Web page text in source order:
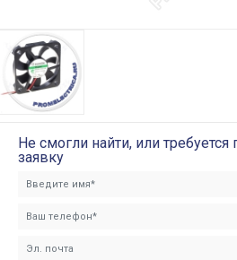
Не смогли найти, или
заявку